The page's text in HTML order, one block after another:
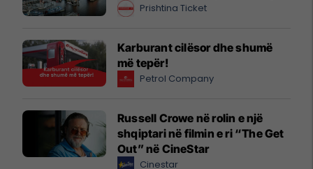
Prishtina Ticket
Karburant cilësor dhe shumë
më tepër!
Petrol Company
Russell Crowe në rolin e një
shqiptari në filmin e ri “The Get
Out” në CineStar
Cinestar